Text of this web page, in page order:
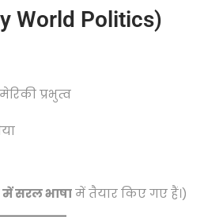
World Politics)
प्रभुत्व
में सरल भाषामें तैयार किए गए हैं।)